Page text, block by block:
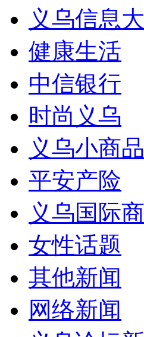
义乌信息
健康生活
中信银行
时尚义乌
义乌小商
平安产险
义乌国际
女性话题
其他新闻
网络新闻